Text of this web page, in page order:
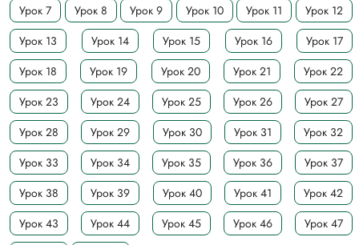
Урок 7
Урок 8 Урок 9 Урок 10 Урок 11
Урок 12
Урок 13
Урок 14 Урок 15 Урок 16
Урок 17
Урок 18
Урок 19 Урок 20 Урок 21
Урок 22
Урок 23
Урок 24 Урок 25 Урок 26
Урок 27
Урок 28
Урок 29 Урок 30 Урок 31
Урок 32
Урок 33
Урок 34 Урок 35 Урок 36
Урок 37
Урок 38
Урок 39 Урок 40 Урок 41
Урок 42
Урок 43
Урок 44 Урок 45 Урок 46
Урок 47